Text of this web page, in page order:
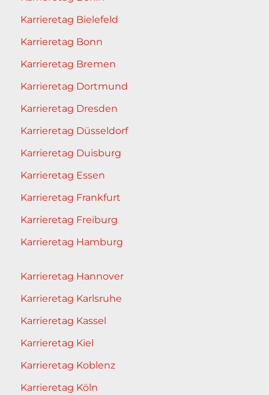
Karrieretag Bielefeld
Karrieretag Bonn
Karrieretag Bremen
Karrieretag Dortmund
Karrieretag Dresden
Karrieretag Düsseldorf
Karrieretag Duisburg
Karrieretag Essen
Karrieretag Frankfurt
Karrieretag Freiburg
Karrieretag Hamburg
Karrieretag Hannover
Karrieretag Karlsruhe
Karrieretag Kassel
Karrieretag Kiel
Karrieretag Koblenz
Karrieretag Köln